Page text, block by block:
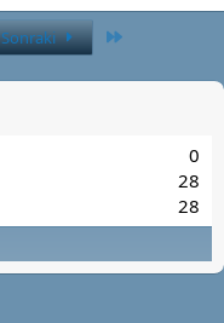
Sonraki
0
28
28